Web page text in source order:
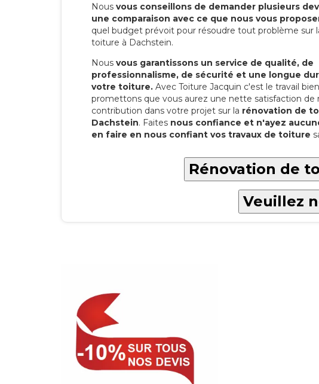
Nous vous conseillons de demander plusieurs
une comparaison avec ce que nous vous
quel budget prévoit pour résoudre tout problème sur
toiture à Dachstein.
Nous vous garantissons un service de qualité, de
professionnalisme, de sécurité et une longue
votre toiture. Avec Toiture Jacquin c'est le travail
promettons que vous aurez une nette satisfaction de
contribution dans votre projet sur la rénovation de
Dachstein. Faites nous confiance et n'ayez
en faire en nous confiant vos travaux de toiture
Rénovation de
Veuillez